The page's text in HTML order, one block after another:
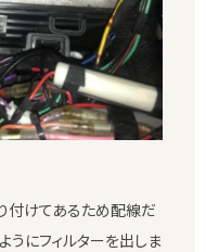
付けてあるため配線だ
うにフィルターを出しま